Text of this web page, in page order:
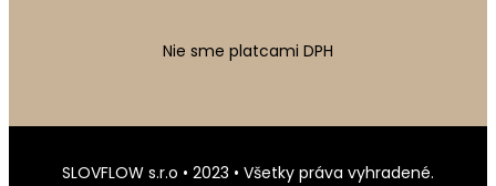
Nie sme platcami DPH
SLOVFLOW s.r.o • 2023 • Všetky práva vyhradené.